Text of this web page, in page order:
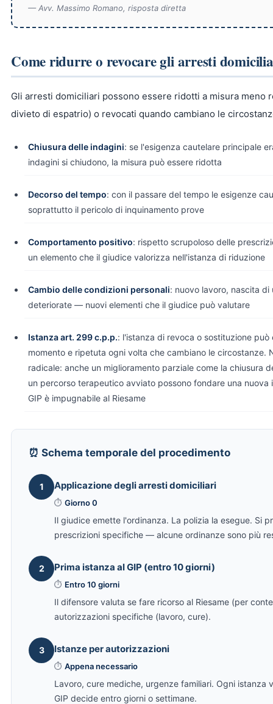
— Avv. Massimo Romano, risposta diretta
Come ridurre o revocare gli arresti
Gli arresti domiciliari possono essere ridotti a misura meno
divieto di espatrio) o revocati quando cambiano le
Chiusura delle indagini: se l'esigenza cautelare principale
indagini si chiudono, la misura può essere ridotta
Decorso del tempo: con il passare del tempo le esigenze
soprattutto il pericolo di inquinamento prove
Comportamento positivo: rispetto scrupoloso delle
un elemento che il giudice valorizza nell'istanza di riduzione
Cambio delle condizioni personali: nuovo lavoro, nascita
deteriorate — nuovi elementi che il giudice può valutare
Istanza art. 299 c.p.p.: l'istanza di revoca o sostituzione
momento e ripetuta ogni volta che cambiano le circostanze.
radicale: anche un miglioramento parziale come la chiusura
un percorso terapeutico avviato possono fondare una
GIP è impugnabile al Riesame
⏰ Schema temporale del procedimento
1 Applicazione degli arresti domiciliari
⏱ Giorno 0
Il giudice emette l'ordinanza. La polizia la esegue. Si
prescrizioni specifiche — alcune ordinanze sono più
2 Prima istanza al GIP (entro 10 giorni)
⏱ Entro 10 giorni
Il difensore valuta se fare ricorso al Riesame (per
autorizzazioni specifiche (lavoro, cure).
3 Istanze per autorizzazioni
⏱ Appena necessario
Lavoro, cure mediche, urgenze familiari. Ogni istanza
GIP decide entro giorni o settimane.